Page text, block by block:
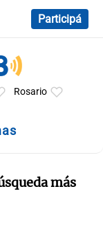
Participá
Rosario
más